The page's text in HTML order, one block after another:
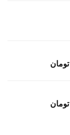
تومانقیمت
تومانقیمت